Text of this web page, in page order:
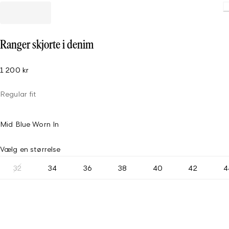
Ranger skjorte i denim
1 200 kr
Regular fit
Mid Blue Worn In
Vælg en størrelse
32 34 36 38 40 42